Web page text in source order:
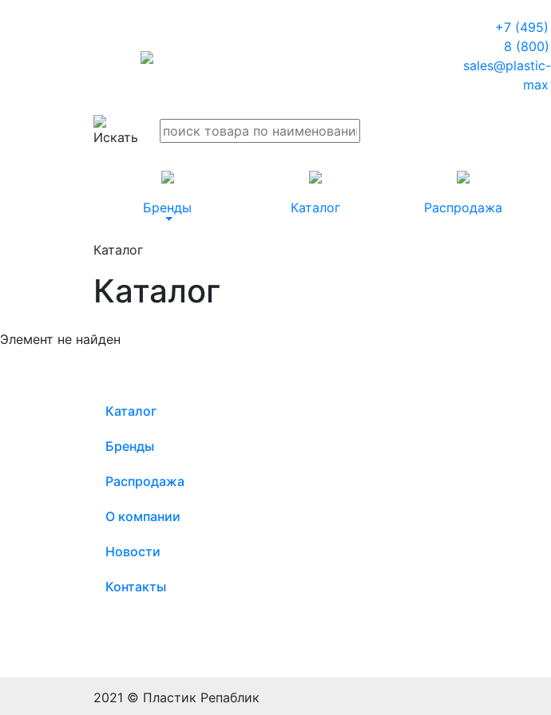
+7
8
max
Бренды Каталог Распродажа
Каталог
Каталог
Элемент не найден
Каталог
Бренды
Распродажа
О компании
Новости
Контакты
2021 © Пластик Репаблик